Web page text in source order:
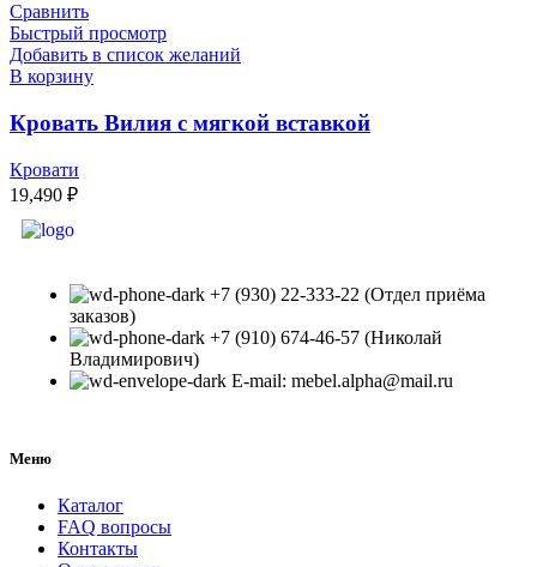
Сравнить
Быстрый просмотр
Добавить в список желаний
В корзину
Кровать Вилия с мягкой вставкой
Кровати
19,490 ₽
+7 (930) 22-333-22 (Отдел приёма
заказов)
+7 (910) 674-46-57 (Николай
Владимирович)
E-mail: mebel.alpha@mail.ru
Меню
Каталог
FAQ вопросы
Контакты